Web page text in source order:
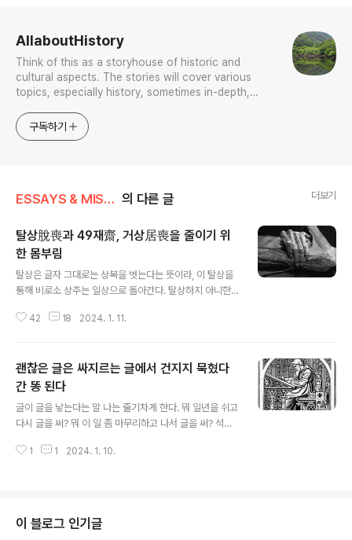
AllaboutHistory
Think of this as a storyhouse of historic and
cultural aspects. The stories will cover various
topics, especially history, sometimes in-depth,
approach will be to resist any common sense or
generalized viewpoint
구독하기
ESSAYS & MISCELLANIES 의 다른 글 더보기
탈상脫喪과 49재齋, 거상居喪을 줄이기 위
한 몸부림
탈상은 글자 그대로는 상복을 벗는다는 뜻이라, 이 탈상을
통해 비로소 상주는 일상으로 돌아간다. 탈상하지 아니한
孝를 절대 가치로 앞세운 동북아시아에서도 적지않은 논란
개월 설로 맞섰고, 아주 혹가다가 액면대로 해석해서 36개
월을 지내는 일도 있었지만, 대세는 아니다. 27개월과 25
개월은 권력투쟁도 끼어 후한시대 이래 동아시아 경전해석
의 양강 구도를 형성한 정현인가 마융인가 어디를 따르느
다고 문제가 되어, 논어를 보면 누구더라? 그의 제자 중에
42 18 2024. 1. 11.
괜찮은 글은 싸지르는 글에서 건지지 묵혔다
간 똥 된다
글이 글을 낳는다는 말 나는 줄기차게 한다. 뭐 일년을 쉬고
다시 글을 써? 뭐 이 일 좀 마무리하고 나서 글을 써? 석박
글을 쓰지 휴식이 글을 쓰지는 못한다. 글로써 승부를 보고
또 나오는 것이 글이다. 그 끊임없는 글에서 괜찮은 글이 나
오는 것이지 묵혀서 쉬어서 쓴 글이 좋은 글? 웃기는 소리
1 1 2024. 1. 10.
이 블로그 인기글